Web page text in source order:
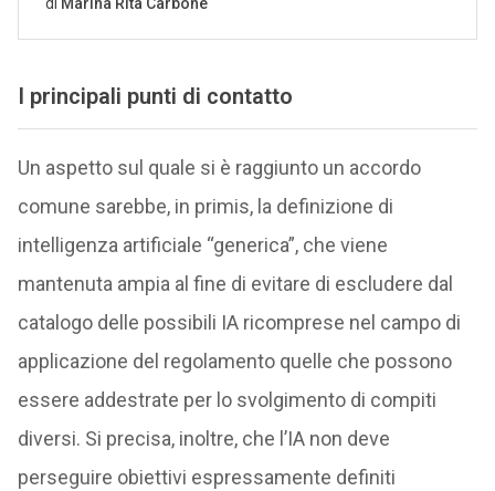
I principali punti di contatto
Un aspetto sul quale si è raggiunto un accordo
comune sarebbe, in primis, la definizione di
intelligenza artificiale “generica”, che viene
mantenuta ampia al fine di evitare di escludere dal
catalogo delle possibili IA ricomprese nel campo di
applicazione del regolamento quelle che possono
essere addestrate per lo svolgimento di compiti
diversi. Si precisa, inoltre, che l’IA non deve
perseguire obiettivi espressamente definiti